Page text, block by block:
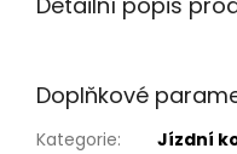
Doplňkové
Kategorie: Jízdní